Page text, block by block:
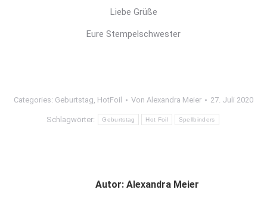
Liebe Grüße
Eure Stempelschwester
Categories: Geburtstag, HotFoil Von Alexandra Meier 27. Juli 2020
Schlagwörter: Geburtstag Hot Foil Spellbinders
Autor: Alexandra Meier